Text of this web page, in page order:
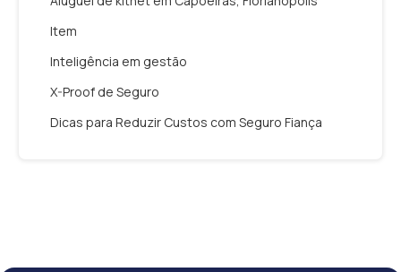
Item
Inteligência em gestão
X-Proof de Seguro
Dicas para Reduzir Custos com Seguro Fiança